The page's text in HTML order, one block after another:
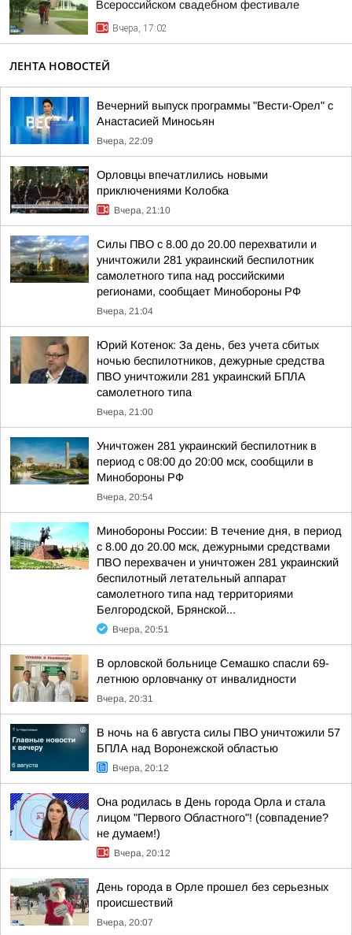
Всероссийском свадебном фестивале
Вчера, 17:02
ЛЕНТА НОВОСТЕЙ
Вечерний выпуск программы "Вести-Орел" с
Анастасией Миносьян
Вчера, 22:09
Орловцы впечатлились новыми
приключениями Колобка
Вчера, 21:10
Силы ПВО с 8.00 до 20.00 перехватили и
уничтожили 281 украинский беспилотник
самолетного типа над российскими
регионами, сообщает Минобороны РФ
Вчера, 21:04
Юрий Котенок: За день, без учета сбитых
ночью беспилотников, дежурные средства
ПВО уничтожили 281 украинский БПЛА
самолетного типа
Вчера, 21:00
Уничтожен 281 украинский беспилотник в
период с 08:00 до 20:00 мск, сообщили в
Минобороны РФ
Вчера, 20:54
Минобороны России: В течение дня, в период
с 8.00 до 20.00 мск, дежурными средствами
ПВО перехвачен и уничтожен 281 украинский
беспилотный летательный аппарат
самолетного типа над территориями
Белгородской, Брянской...
Вчера, 20:51
В орловской больнице Семашко спасли 69-
летнюю орловчанку от инвалидности
Вчера, 20:31
В ночь на 6 августа силы ПВО уничтожили 57
БПЛА над Воронежской областью
Вчера, 20:12
Она родилась в День города Орла и стала
лицом "Первого Областного"! (совпадение?
не думаем!)
Вчера, 20:12
День города в Орле прошел без серьезных
происшествий
Вчера, 20:07